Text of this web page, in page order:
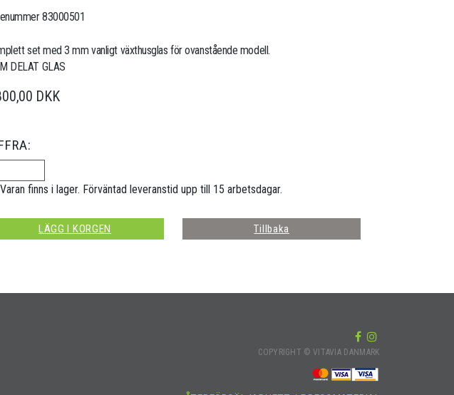
83000501
set med 3 mm vanligt växthusglas för ovanstående modell.
DELAT GLAS
DKK
Varan finns i lager. Förväntad leveranstid upp till 15 arbetsdagar.
LÄGG I KORGEN Tillbaka
COPYRIGHT © VITAVIA DANMARK